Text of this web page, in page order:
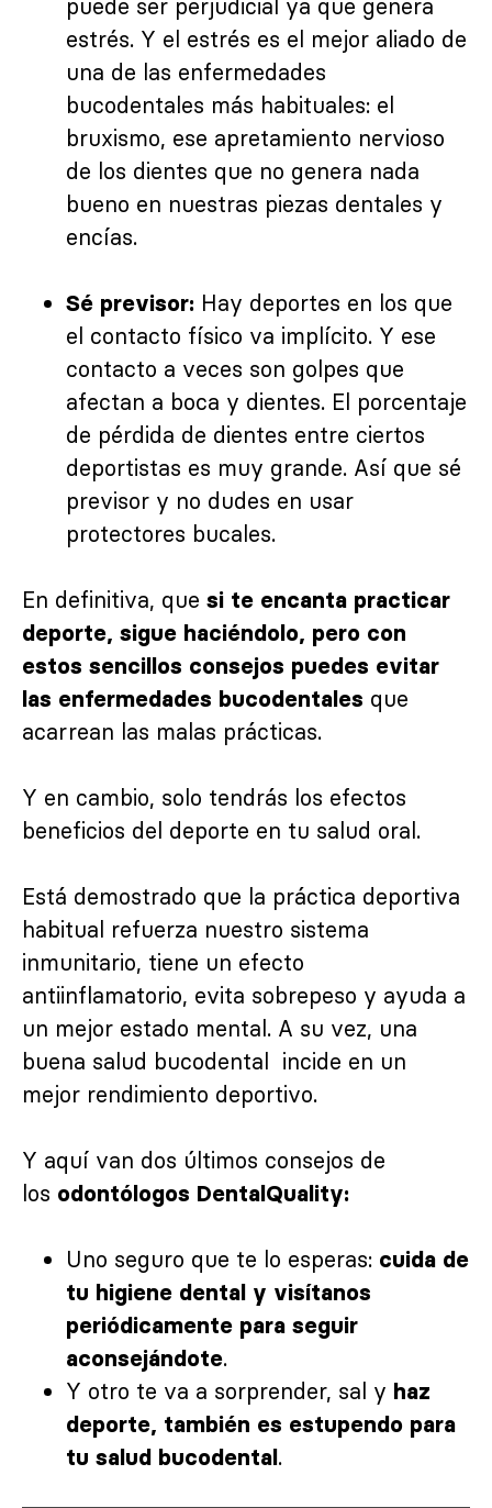
puede ser perjudicial ya que genera
estrés. Y el estrés es el mejor aliado de
una de las enfermedades
bucodentales más habituales: el
bruxismo, ese apretamiento nervioso
de los dientes que no genera nada
bueno en nuestras piezas dentales y
encías.
Sé previsor: Hay deportes en los que
el contacto físico va implícito. Y ese
contacto a veces son golpes que
afectan a boca y dientes. El porcentaje
de pérdida de dientes entre ciertos
deportistas es muy grande. Así que sé
previsor y no dudes en usar
protectores bucales.
En definitiva, que si te encanta practicar
deporte, sigue haciéndolo, pero con
estos sencillos consejos puedes evitar
las enfermedades bucodentales que
acarrean las malas prácticas.
Y en cambio, solo tendrás los efectos
beneficios del deporte en tu salud oral.
Está demostrado que la práctica deportiva
habitual refuerza nuestro sistema
inmunitario, tiene un efecto
antiinflamatorio, evita sobrepeso y ayuda a
un mejor estado mental. A su vez, una
buena salud bucodental incide en un
mejor rendimiento deportivo.
Y aquí van dos últimos consejos de
los odontólogos DentalQuality:
Uno seguro que te lo esperas: cuida de
tu higiene dental y visítanos
periódicamente para seguir
aconsejándote.
Y otro te va a sorprender, sal y haz
deporte, también es estupendo para
tu salud bucodental.